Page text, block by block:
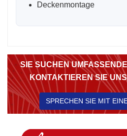
Deckenmontage
SIE SUCHEN
KONTAKTIEREN SIE
SPRECHEN SIE MIT